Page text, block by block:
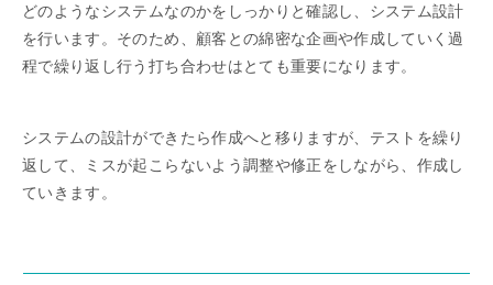
どのようなシステムなのかをしっかりと確認し、システム設計
を行います。そのため、顧客との綿密な企画や作成していく過
程で繰り返し行う打ち合わせはとても重要になります。
システムの設計ができたら作成へと移りますが、テストを繰り
返して、ミスが起こらないよう調整や修正をしながら、作成し
ていきます。